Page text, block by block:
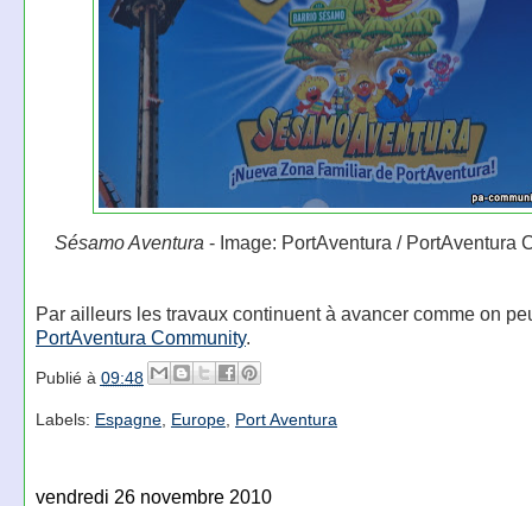
Sésamo Aventura - Image: PortAventura / PortAventura
Par ailleurs les travaux continuent à avancer comme on
PortAventura Community.
Publié à 09:48
Labels: Espagne, Europe, Port Aventura
vendredi 26 novembre 2010